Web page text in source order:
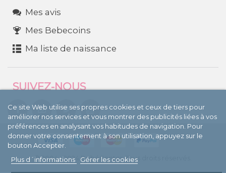
Mes avis
Mes Bebecoins
Ma liste de naissance
SUIVEZ-NOUS
Ce site Web utilise ses propres cookies et ceux de tiers pour
améliorer nos services et vous montrer des publicités liées à vos
préférences en analysant vos habitudes de navigation. Pour
donner votre consentement à son utilisation, appuyez sur le
bouton Accepter.
Plus d´informations
Gérer les cookies
© 2004 - 2024 BebéCenter. Tous droits réservés.